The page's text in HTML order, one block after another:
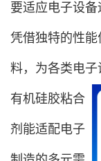
要适应电子设
凭借独特的性
料，为各类电子
有机硅胶粘合
剂能适配电子